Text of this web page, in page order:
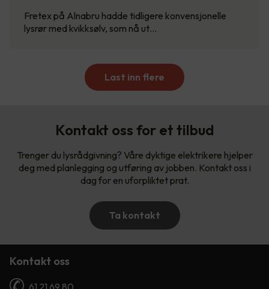
Fretex på Alnabru hadde tidligere konvensjonelle
lysrør med kvikksølv, som nå ut…
Last inn flere
Kontakt oss for et tilbud
Trenger du lysrådgivning? Våre dyktige elektrikere hjelper
deg med planlegging og utføring av jobben. Kontakt oss i
dag for en uforpliktet prat.
Ta kontakt
Kontakt oss
61 21 69 80